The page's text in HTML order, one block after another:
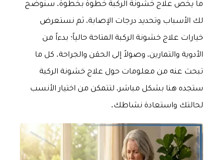
ما يخص علاج خشونة الركبة خطوة بخطوة. سنوضح
لك الأسباب وتحديد درجات الإصابة، ثم نستعرض
خيارات علاج خشونة الركبة المتاحة حالياً؛ بدءاً من
الأدوية والتمارين، وصولاً إلى الحقن والجراحة. كل ما
تبحث عنه من معلومات حول علاج خشونة الركبة
ستجده هنا بشكل مباشر، لتتمكن من اختيار الأنسب
لحالتك واستعادة نشاطك.